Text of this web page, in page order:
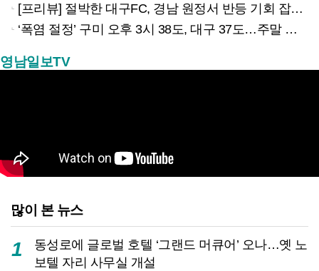
[프리뷰] 절박한 대구FC, 경남 원정서 반등 기회 잡을까?
‘폭염 절정’ 구미 오후 3시 38도, 대구 37도…주말 한풀 꺾일까?
영남일보TV
많이 본 뉴스
1
동성로에 글로벌 호텔 ‘그랜드 머큐어’ 오나…옛 노
보텔 자리 사무실 개설